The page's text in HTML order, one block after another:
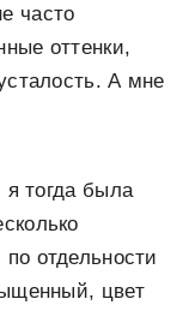
часто
оттенки,
А мне
я тогда была
отдельности
цвет